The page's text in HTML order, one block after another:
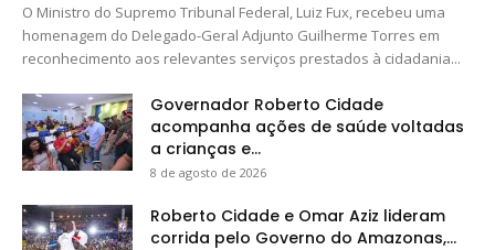
O Ministro do Supremo Tribunal Federal, Luiz Fux, recebeu uma
homenagem do Delegado-Geral Adjunto Guilherme Torres em
reconhecimento aos relevantes serviços prestados à cidadania...
Governador Roberto Cidade
acompanha ações de saúde voltadas
a crianças e...
8 de agosto de 2026
Roberto Cidade e Omar Aziz lideram
corrida pelo Governo do Amazonas,...